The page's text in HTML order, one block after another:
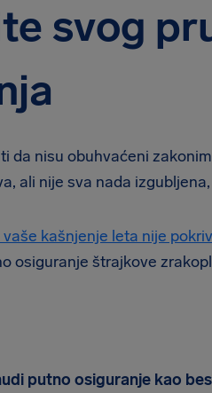
svog
nisu obuhvaćeni
ali nije sva nada
vaše kašnjenje leta nije
osiguranje štrajkove
putno osiguranje kao